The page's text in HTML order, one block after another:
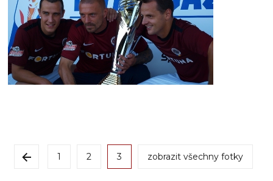
1 2 3 zobrazit všechny fotky